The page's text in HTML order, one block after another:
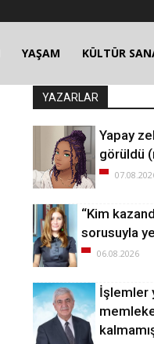
YAŞAM KÜLTÜR
YAZARLAR
Yapay
görüldü
“Kim
sorusuyla
06.08.2026
İşlemler